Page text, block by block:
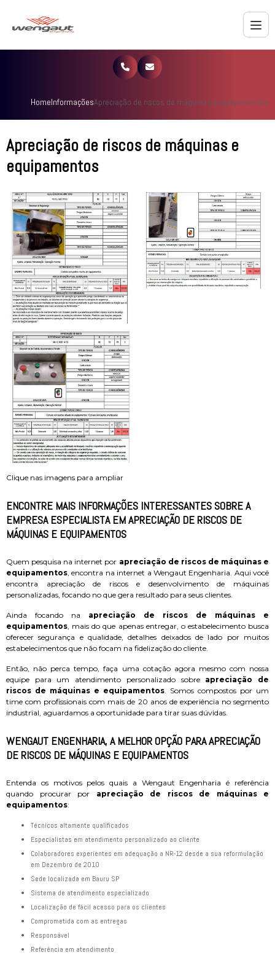
HomeInformaçõesApreciação de riscos de máquinas e equipamentos
Apreciação de riscos de máquinas e
equipamentos
Clique nas imagens para ampliar
ENCONTRE MAIS INFORMAÇÕES INTERESSANTES SOBRE A
EMPRESA ESPECIALISTA EM APRECIAÇÃO DE RISCOS DE
MÁQUINAS E EQUIPAMENTOS
Quem pesquisa na internet por apreciação de riscos de máquinas e
equipamentos , encontra na internet a Wengaut Engenharia. Aqui você
encontra apreciação de riscos e desenvolvimento de máquinas
personalizadas, focando no que gera resultado para seus clientes.
Ainda focando na apreciação de riscos de máquinas e
equipamentos , mais do que apenas entregar, o estabelecimento busca
oferecer segurança e qualidade, detalhes deixados de lado por muitos
estabelecimentos que não focam na fidelização do cliente.
Então, não perca tempo, faça uma cotação agora mesmo com nossa
equipe para um atendimento personalizado sobre apreciação de
riscos de máquinas e equipamentos . Somos compostos por um
time com profissionais com mais de 20 anos de experiência no segmento
industrial, aguardamos a oportunidade para tirar suas dúvidas.
WENGAUT ENGENHARIA, A MELHOR OPÇÃO PARA APRECIAÇÃO
DE RISCOS DE MÁQUINAS E EQUIPAMENTOS
Entenda os motivos pelos quais a Wengaut Engenharia é referência
quando procurar por apreciação de riscos de máquinas e
equipamentos:
técnicos altamente qualificados
especialistas em atendimento personalizado ao cliente
colaboradores experientes em adequação a NR-12 desde a sua reformulação
em Dezembro de 2010
sede localizada em Bauru SP
sistema de atendimento especializado
localização de fácil acesso para os clientes
comprometida com as entregas
responsável
referência em atendimento